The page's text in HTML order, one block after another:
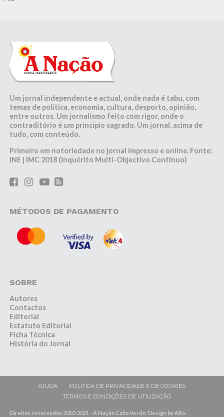
Um jornal independente e actual, onde nada é tabu, com
temas de política, economia, cultura, desporto, opinião,
entre outros. Um jornalismo feito com rigor, onde o
contraditório é um princípio sagrado. Um jornal, acima de
tudo, com conteúdo.
Primeiro em notoriedade no jornal impresso e online. Fonte:
INE | IMC 2018 (Inquérito Multi-Objectivo Contínuo)
MÉTODOS DE PAGAMENTO
SOBRE
Autores
Contactos
Editorial
Estatuto Editorial
Ficha Técnica
História do Jornal
AJUDA
POLÍTICA DE PRIVACIDADE E DE COOKIES
TERMOS E CONDIÇÕES DE UTILIZAÇÃO
Direitos reservados 2010-2021 - A Nação Cabo Verde. Design by Alfa-